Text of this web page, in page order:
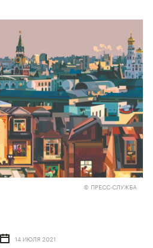
© ПРЕСС-СЛУЖБА
14 ИЮЛЯ 2021